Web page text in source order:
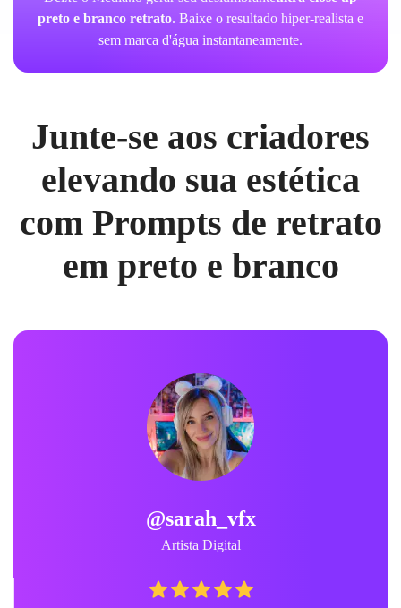
preto e branco retrato. Baixe o resultado hiper-realista e
sem marca d'água instantaneamente.
Junte-se aos criadores
elevando sua estética
com Prompts de retrato
em preto e branco
@sarah_vfx
Artista Digital